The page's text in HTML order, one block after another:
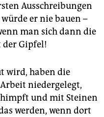
Ausschreibungen
er nie bauen –
man sich dann die
der Gipfel!
wird, haben die
niedergelegt,
und mit Steinen
werden, wenn dort